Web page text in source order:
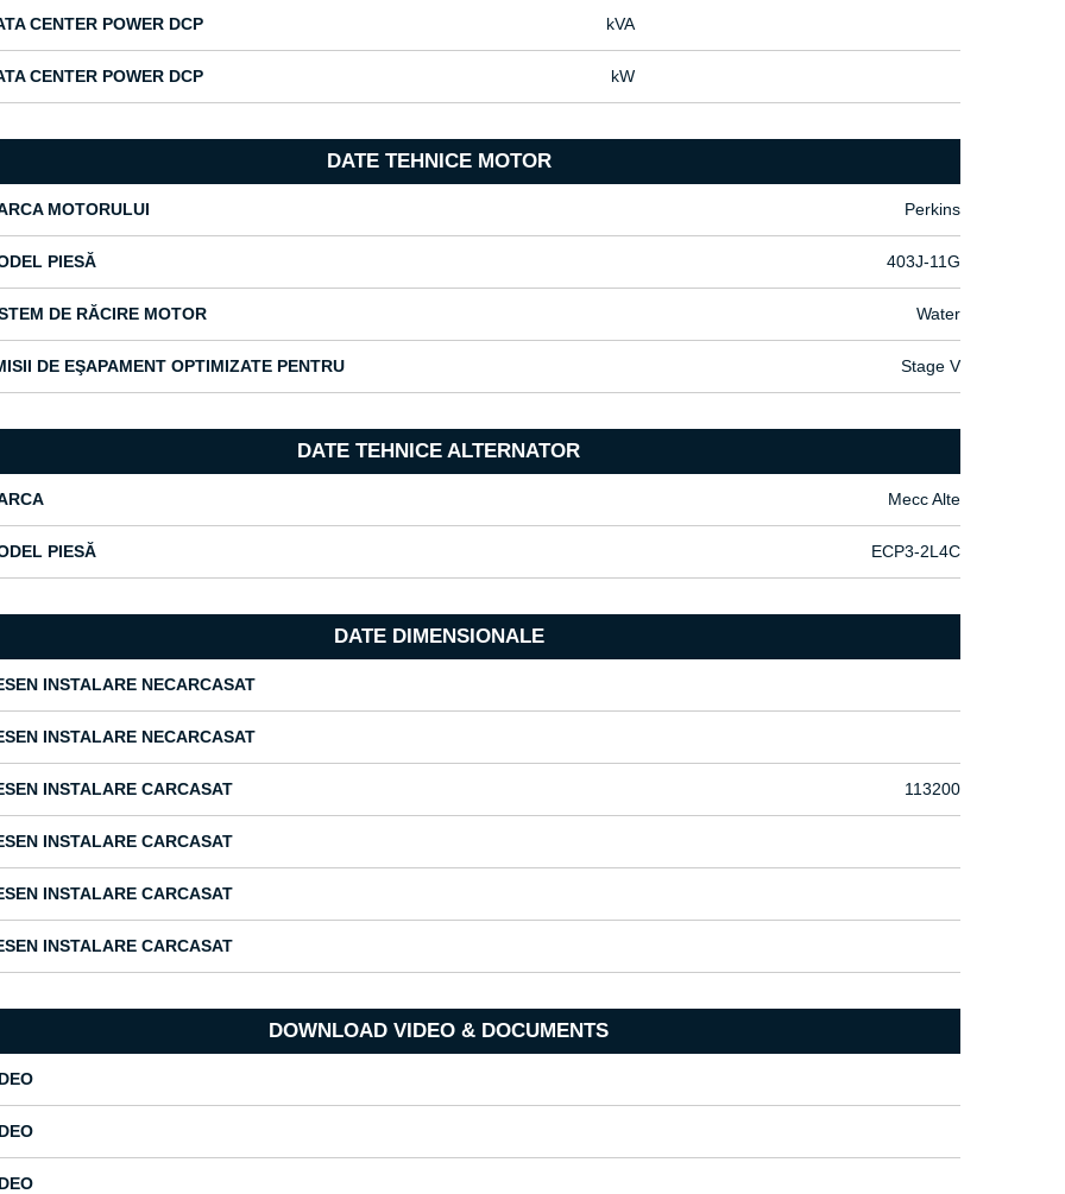
CENTER POWER DCP kVA
CENTER POWER DCP kW
DATE TEHNICE MOTOR
MOTORULUI Perkins
PIESĂ 403J-11G
DE RĂCIRE MOTOR Water
DE EŞAPAMENT OPTIMIZATE PENTRU Stage V
DATE TEHNICE ALTERNATOR
Mecc Alte
PIESĂ ECP3-2L4C
DATE DIMENSIONALE
INSTALARE NECARCASAT
INSTALARE NECARCASAT
INSTALARE CARCASAT 113200
INSTALARE CARCASAT
INSTALARE CARCASAT
INSTALARE CARCASAT
DOWNLOAD VIDEO & DOCUMENTS